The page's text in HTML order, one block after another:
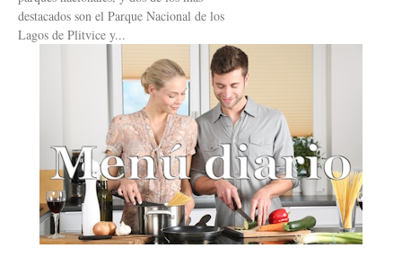
destacados son el Parque Nacional de los
Lagos de Plitvice y...